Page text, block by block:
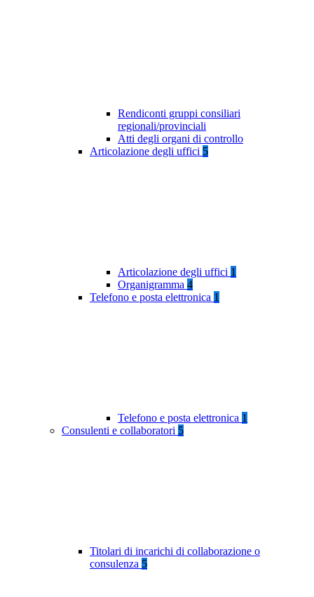
Rendiconti gruppi consiliari
regionali/provinciali
Atti degli organi di controllo
Articolazione degli uffici 5
Articolazione degli uffici 1
Organigramma 4
Telefono e posta elettronica 1
Telefono e posta elettronica 1
Consulenti e collaboratori 5
Titolari di incarichi di collaborazione o
consulenza 5